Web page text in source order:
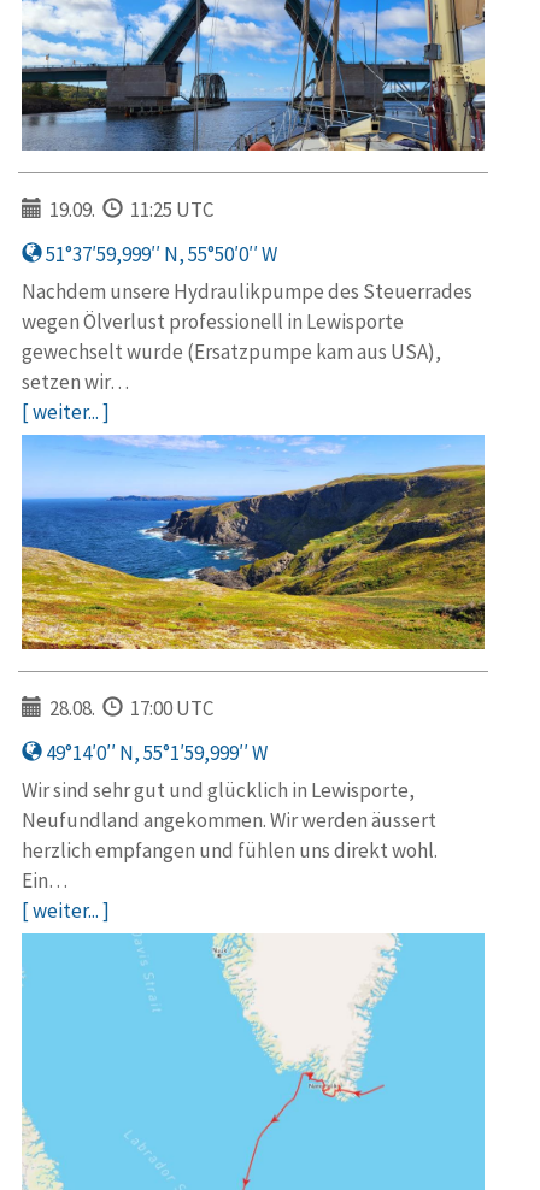
19.09.
11:25 UTC
51°37′59,999′′ N, 55°50′0′′ W
Nachdem unsere Hydraulikpumpe des Steuerrades
wegen Ölverlust professionell in Lewisporte
gewechselt wurde (Ersatzpumpe kam aus USA),
setzen wir…
[ weiter... ]
28.08.
17:00 UTC
49°14′0′′ N, 55°1′59,999′′ W
Wir sind sehr gut und glücklich in Lewisporte,
Neufundland angekommen. Wir werden äussert
herzlich empfangen und fühlen uns direkt wohl.
Ein…
[ weiter... ]